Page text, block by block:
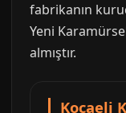
fabrikanın
Yeni
almıştır.
Kocaeli